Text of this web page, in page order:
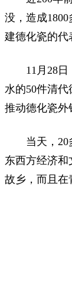
没，造成
建德化瓷的代
11月28
水的50件清
推动德化瓷外
当天，
东西方经济
故乡，而且在